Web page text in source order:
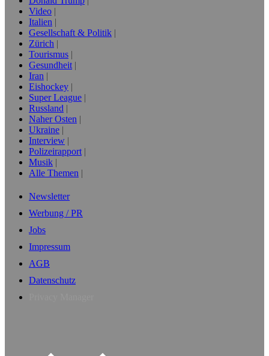
Video
Italien
Gesellschaft & Politik
Zürich
Tourismus
Gesundheit
Iran
Eishockey
Super League
Russland
Naher Osten
Ukraine
Interview
Polizeirapport
Musik
Alle Themen
Newsletter
Werbung / PR
Jobs
Impressum
AGB
Datenschutz